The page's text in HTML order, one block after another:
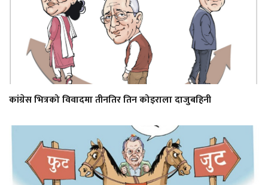
कांग्रेस भित्रको विवादमा तीनतिर तिन कोइराला दाजुबहिनी